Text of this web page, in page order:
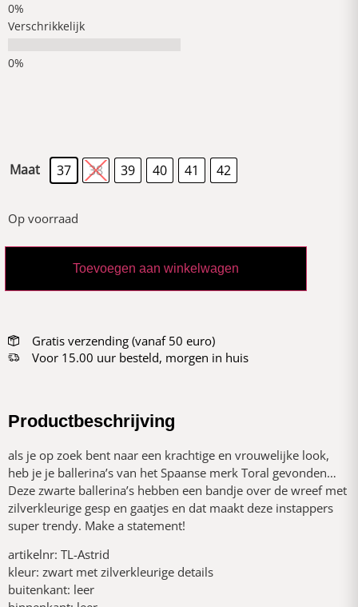
Verschrikkelijk
Maat 37 38 39 40 41 42
Op voorraad
Toevoegen aan winkelwagen
Gratis verzending (vanaf 50 euro)
Voor 15.00 uur besteld, morgen in huis
Productbeschrijving
als je op zoek bent naar een krachtige en vrouwelijke look,
heb je je ballerina’s van het Spaanse merk Toral gevonden…
Deze zwarte ballerina’s hebben een bandje over de wreef met
zilverkleurige gesp en gaatjes en dat maakt deze instappers
super trendy. Make a statement!
artikelnr: TL-Astrid
kleur: zwart met zilverkleurige details
buitenkant: leer